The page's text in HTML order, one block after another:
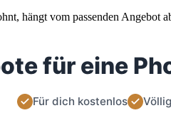
hängt vom passenden Angebot
für eine
Für dich kostenlos